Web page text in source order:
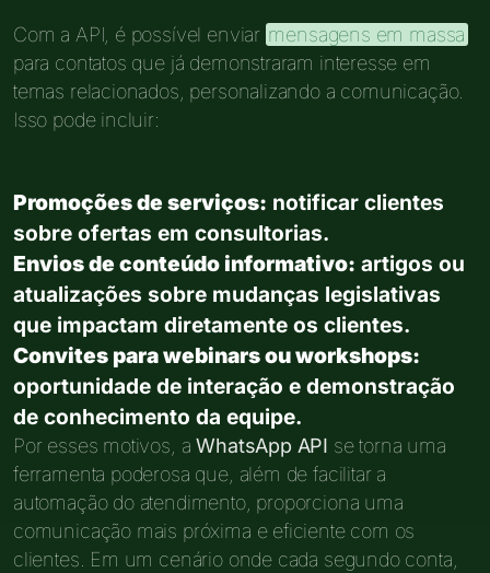
Com a API, é possível enviar mensagens em massa
para contatos que já demonstraram interesse em
temas relacionados, personalizando a comunicação.
Isso pode incluir:
Promoções de serviços: notificar clientes
sobre ofertas em consultorias.
Envios de conteúdo informativo: artigos ou
atualizações sobre mudanças legislativas
que impactam diretamente os clientes.
Convites para webinars ou workshops:
oportunidade de interação e demonstração
de conhecimento da equipe.
Por esses motivos, aWhatsApp API se torna uma
ferramenta poderosa que, além de facilitar a
automação do atendimento, proporciona uma
comunicação mais próxima e eficiente com os
clientes. Em um cenário onde cada segundo conta,